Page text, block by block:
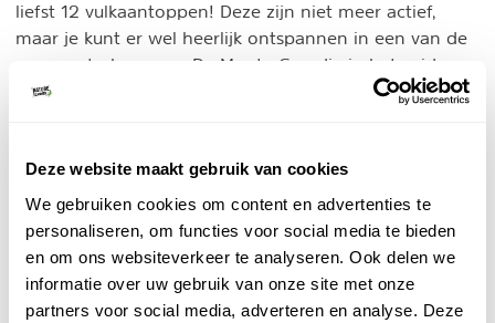
Deze website maakt gebruik van cookies
We gebruiken cookies om content en advertenties te
personaliseren, om functies voor social media te bieden
en om ons websiteverkeer te analyseren. Ook delen we
informatie over uw gebruik van onze site met onze
partners voor social media, adverteren en analyse. Deze
liefst 12 vulkaantoppen! Deze zijn niet meer actief,
maar je kunt er wel heerlijk ontspannen in een van de
warmwaterbronnen. De Monte Guardia in het zuiden
van Lipari is een beklimming waard: vanaf de top zijn